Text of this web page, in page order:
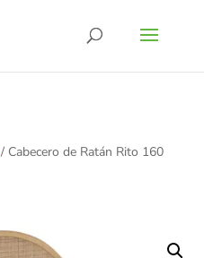
/ Cabecero de Ratán Rito 160